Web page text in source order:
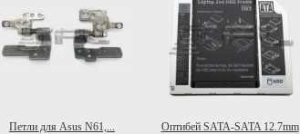
Петли для Asus N61,... Оптибей SATA-SATA 12.7mm